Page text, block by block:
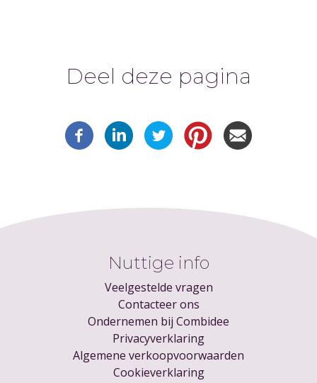
Deel deze pagina
Nuttige info
Veelgestelde vragen
Contacteer ons
Ondernemen bij Combidee
Privacyverklaring
Algemene verkoopvoorwaarden
Cookieverklaring